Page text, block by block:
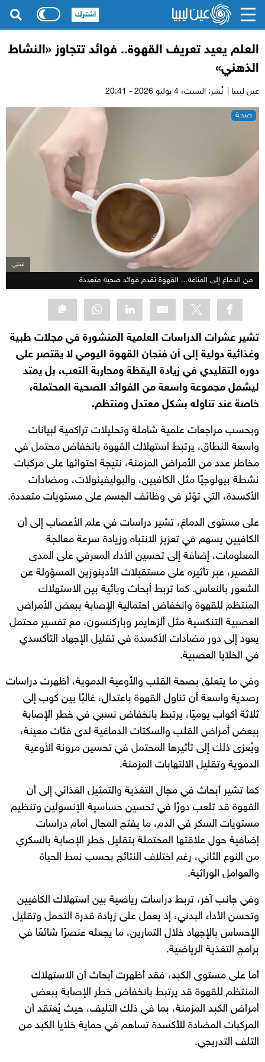
العلم يعيد تعريف القهوة.. فوائد تتجاوز «النشاط
الذهني»
عين ليبيا | نُشر: السبت،
صحة
غيتي
من الدماغ إلى المناعة... القهوة تقدم فوائد صحية متعددة
تشير عشرات الدراسات العلمية المنشورة في مجلات طبية
وغذائية دولية إلى أن فنجان القهوة اليومي لا يقتصر على
دوره التقليدي في زيادة اليقظة ومحاربة التعب، بل يمتد
ليشمل مجموعة واسعة من الفوائد الصحية المحتملة،
خاصة عند تناوله بشكل معتدل ومنتظم.
وبحسب مراجعات علمية شاملة وتحليلات تراكمية لبيانات
واسعة النطاق، يرتبط استهلاك القهوة بانخفاض محتمل في
مخاطر عدد من الأمراض المزمنة، نتيجة احتوائها على مركبات
نشطة بيولوجيًا مثل الكافيين، والبوليفينولات، ومضادات
الأكسدة، التي تؤثر في وظائف الجسم على مستويات متعددة.
على مستوى الدماغ، تشير دراسات في علم الأعصاب إلى أن
الكافيين يسهم في تعزيز الانتباه وزيادة سرعة معالجة
المعلومات، إضافة إلى تحسين الأداء المعرفي على المدى
القصير، عبر تأثيره على مستقبلات الأدينوزين المسؤولة عن
الشعور بالنعاس. كما تربط أبحاث وبائية بين الاستهلاك
المنتظم للقهوة وانخفاض احتمالية الإصابة ببعض الأمراض
العصبية التنكسية مثل ألزهايمر وباركنسون، مع تفسير محتمل
يعود إلى دور مضادات الأكسدة في تقليل الإجهاد التأكسدي
في الخلايا العصبية.
وفي ما يتعلق بصحة القلب والأوعية الدموية، أظهرت دراسات
رصدية واسعة أن تناول القهوة باعتدال، غالبًا بين كوب إلى
ثلاثة أكواب يوميًا، يرتبط بانخفاض نسبي في خطر الإصابة
ببعض أمراض القلب والسكتات الدماغية لدى فئات معينة،
ويُعزى ذلك إلى تأثيرها المحتمل في تحسين مرونة الأوعية
الدموية وتقليل الالتهابات المزمنة.
كما تشير أبحاث في مجال التغذية والتمثيل الغذائي إلى أن
القهوة قد تلعب دورًا في تحسين حساسية الإنسولين وتنظيم
مستويات السكر في الدم، ما يفتح المجال أمام دراسات
إضافية حول علاقتها المحتملة بتقليل خطر الإصابة بالسكري
من النوع الثاني، رغم اختلاف النتائج بحسب نمط الحياة
والعوامل الوراثية.
وفي جانب آخر، تربط دراسات رياضية بين استهلاك الكافيين
وتحسن الأداء البدني، إذ يعمل على زيادة قدرة التحمل وتقليل
الإحساس بالإجهاد خلال التمارين، ما يجعله عنصرًا شائعًا في
برامج التغذية الرياضية.
أما على مستوى الكبد، فقد أظهرت أبحاث أن الاستهلاك
المنتظم للقهوة قد يرتبط بانخفاض خطر الإصابة ببعض
أمراض الكبد المزمنة، بما في ذلك التليف، حيث يُعتقد أن
المركبات المضادة للأكسدة تساهم في حماية خلايا الكبد من
التلف التدريجي.
اشترك